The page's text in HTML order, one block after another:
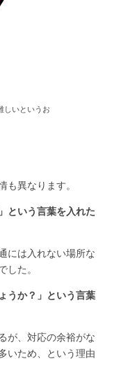
しいというお
異なります。
という言葉を入れた
には入れない場所な
た。
うか？」という言葉
が、対応の余裕がな
いため、という理由